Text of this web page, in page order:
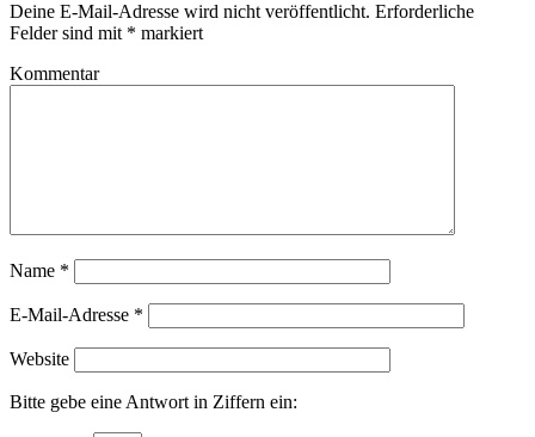
Deine E-Mail-Adresse wird nicht veröffentlicht. Erforderliche
Felder sind mit * markiert
Kommentar
Name *
E-Mail-Adresse *
Website
Bitte gebe eine Antwort in Ziffern ein: